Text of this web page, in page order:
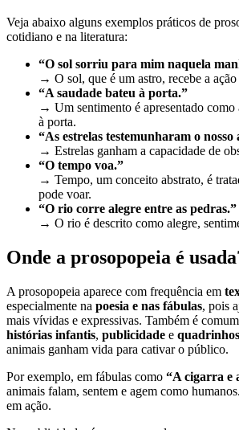
Veja abaixo alguns exemplos práticos de
cotidiano e na literatura:
“O sol sorriu para mim naquela
→ O sol, que é um astro, recebe a
“A saudade bateu à porta.”
→ Um sentimento é apresentado como
à porta.
“As estrelas testemunharam o nosso
→ Estrelas ganham a capacidade de
“O tempo voa.”
→ Tempo, um conceito abstrato, é
pode voar.
“O rio corre alegre entre as pedras.”
→ O rio é descrito como alegre,
Onde a prosopopeia é
A prosopopeia aparece com frequência em
especialmente na poesia e nas fábulas, pois
mais vívidas e expressivas. Também é
histórias infantis, publicidade e quadrinhos
animais ganham vida para cativar o público.
Por exemplo, em fábulas como “A cigarra e
animais falam, sentem e agem como
em ação.